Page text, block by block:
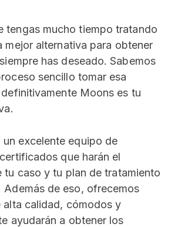
tengas mucho tiempo tratando
mejor alternativa para obtener
has deseado. Sabemos
sencillo tomar esa
Moons es tu
excelente equipo de
que harán el
tu caso y tu plan de tratamiento
Además de eso, ofrecemos
alta calidad, cómodos y
ayudarán a obtener los